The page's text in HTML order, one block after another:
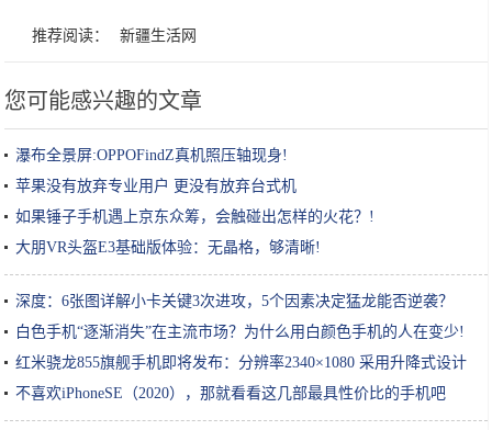
推荐阅读： 新疆生活网
您可能感兴趣的文章
瀑布全景屏:OPPOFindZ真机照压轴现身!
苹果没有放弃专业用户 更没有放弃台式机
如果锤子手机遇上京东众筹，会触碰出怎样的火花？!
大朋VR头盔E3基础版体验：无晶格，够清晰!
深度：6张图详解小卡关键3次进攻，5个因素决定猛龙能否逆袭？
白色手机“逐渐消失”在主流市场？为什么用白颜色手机的人在变少!
红米骁龙855旗舰手机即将发布：分辨率2340×1080 采用升降式设计
不喜欢iPhoneSE（2020），那就看看这几部最具性价比的手机吧